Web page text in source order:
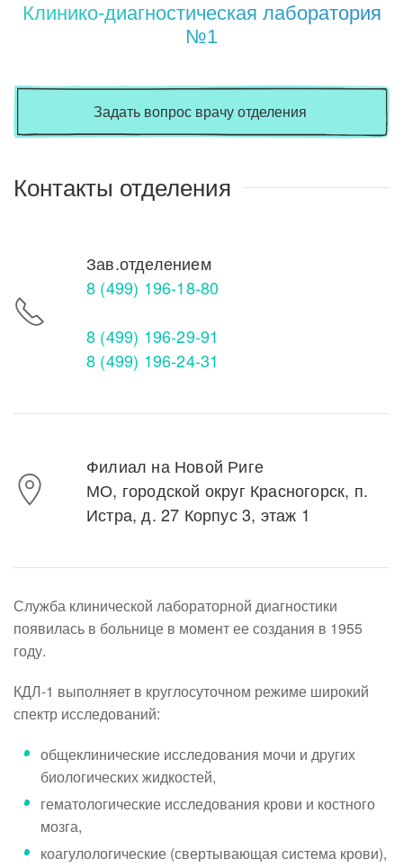
Клинико-диагностическая лаборатория
№1
Задать вопрос врачу отделения
Контакты отделения
Зав.отделением
8 (499) 196-18-80
8 (499) 196-29-91
8 (499) 196-24-31
Филиал на Новой Риге
МО, городской округ Красногорск, п.
Истра, д. 27 Корпус 3, этаж 1
Служба клинической лабораторной диагностики
появилась в больнице в момент ее создания в 1955
году.
КДЛ-1 выполняет в круглосуточном режиме широкий
спектр исследований:
общеклинические исследования мочи и других
биологических жидкостей,
гематологические исследования крови и костного
мозга,
коагулологические (свертывающая система крови),